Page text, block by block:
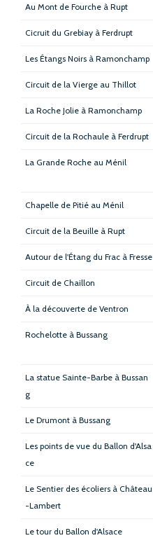
Au Mont de Fourche à Rupt
Cicruit du Grebiay à Ferdrupt
Les Étangs Noirs à Ramonchamp
Circuit de la Vierge au Thillot
La Roche Jolie à Ramonchamp
Circuit de la Rochaule à Ferdrupt
La Grande Roche au Ménil
Chapelle de Pitié au Ménil
Circuit de la Beuille à Rupt
Autour de l'Étang du Frac à Fresse
Circuit de Chaillon
À la découverte de Ventron
Rochelotte à Bussang
La statue Sainte-Barbe à Bussan
g
Le Drumont à Bussang
Les points de vue du Ballon d'Alsa
ce
Le Sentier des écoliers à Château
-Lambert
Le tour du Ballon d'Alsace